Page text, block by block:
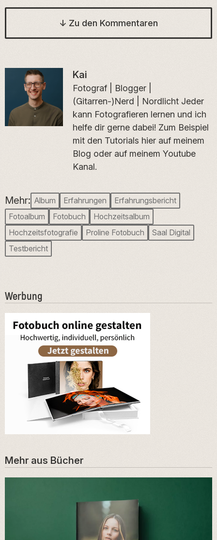
↓ Zu den Kommentaren
Kai
Fotograf | Blogger |
(Gitarren-)Nerd | Nordlicht Jeder
kann Fotografieren lernen und ich
helfe dir gerne dabei! Zum Beispiel
mit den Tutorials hier auf meinem
Blog oder auf meinem Youtube
Kanal.
Mehr: Album Erfahrungen
Erfahrungsbericht
Fotoalbum
Fotobuch
Hochzeitsalbum
Hochzeitsfotografie
Proline Fotobuch
Saal Digital
Testbericht
Werbung
Mehr aus Bücher